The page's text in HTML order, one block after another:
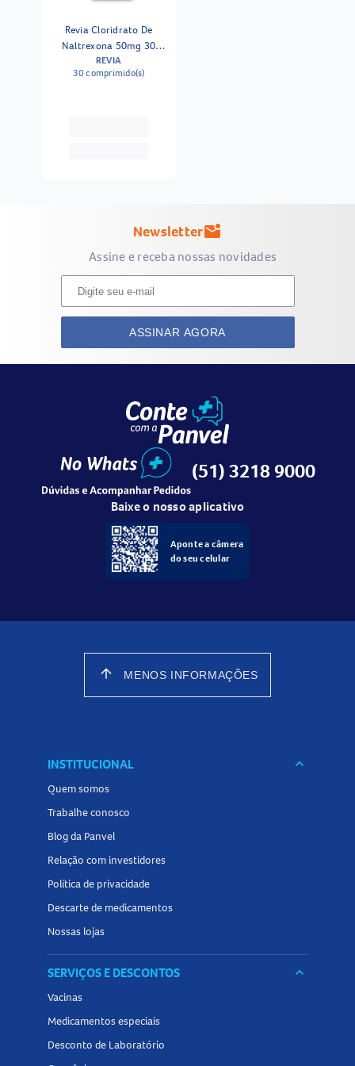
Revia Cloridrato De
Naltrexona 50mg 30
Comprimidos Revestidos
REVIA
30 comprimido(s)
Newslettermark_email_unread
Assine e receba nossas novidades
ASSINAR AGORA
(51) 3218 9000
Baixe o nosso aplicativo
Aponte a câmera
do seu celular
arrow_upward MENOS INFORMAÇÕES
INSTITUCIONAL keyboard_arrow_down
Quem somos
Trabalhe conosco
Blog da Panvel
Relação com investidores
Política de privacidade
Descarte de medicamentos
Nossas lojas
SERVIÇOS E DESCONTOS keyboard_arrow_down
Vacinas
Medicamentos especiais
Desconto de Laboratório